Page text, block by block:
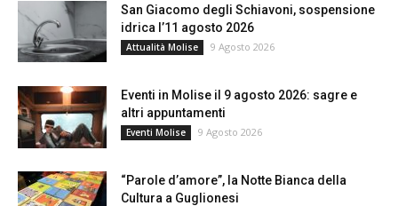
San Giacomo degli Schiavoni, sospensione
idrica l’11 agosto 2026
Attualità Molise 9 Agosto 2026
Eventi in Molise il 9 agosto 2026: sagre e
altri appuntamenti
Eventi Molise 9 Agosto 2026
“Parole d’amore”, la Notte Bianca della
Cultura a Guglionesi